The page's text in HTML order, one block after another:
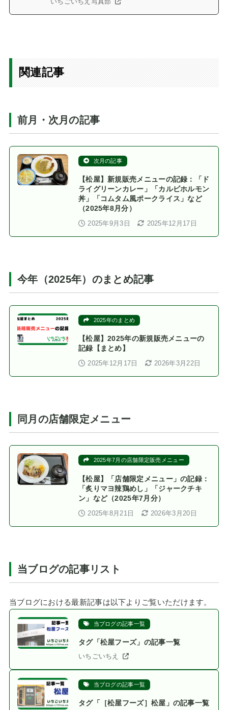
関連記事
前月・次月の記事
次月の記事
【松屋】新規販売メニューの記録：「ド
ライグリーンカレー」「カルビホルモン
丼」「コムタム風ポークライス」など
（2025年8月分）
2025年9月3日 2025年12月17日
今年（2025年）のまとめ記事
2025年のまとめ
【松屋】2025年の新規販売メニューの
記録【まとめ】
2025年12月17日 2026年3月22日
同月の店舗限定メニュー
2025年7月の店舗限定販売メニュー
【松屋】「店舗限定メニュー」の記録：
「炙りマヨ辣鶏めし」「ジャークチキ
ン」など（2025年7月分）
2025年8月21日 2026年3月20日
当ブログの記事リスト
当ブログにおける最新記事は以下よりご覧いただけます。
当ブログの記事一覧
タグ「松屋フーズ」の記事一覧
いちごいちえ
当ブログの記事一覧
タグ「［松屋フーズ］松屋」の記事一覧